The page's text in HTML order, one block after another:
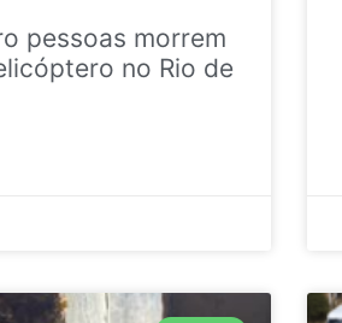
pessoas morrem
no Rio de